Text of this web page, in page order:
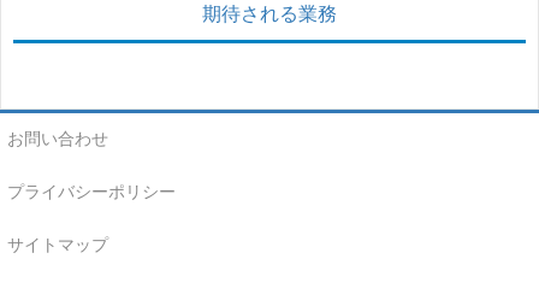
期待される業務
お問い合わせ
プライバシーポリシー
サイトマップ